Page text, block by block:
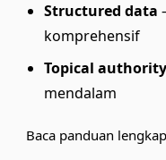
Structured data
komprehensif
Topical authority
mendalam
Baca panduan